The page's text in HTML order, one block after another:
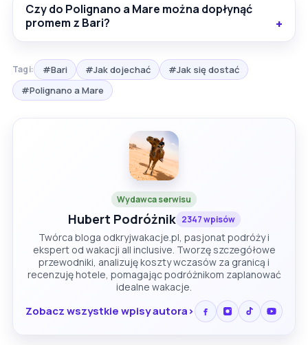
Czy do Polignano a Mare można dopłynąć
promem z Bari?
Tagi: #Bari #Jak dojechać
#Jak się dostać
#Polignano a Mare
Wydawca serwisu
Hubert Podróżnik 2347 wpisów
Twórca bloga odkryjwakacje.pl, pasjonat podróży i
ekspert od wakacji all inclusive. Tworzę szczegółowe
przewodniki, analizuję koszty wczasów za granicą i
recenzuję hotele, pomagając podróżnikom zaplanować
idealne wakacje.
Zobacz wszystkie wpisy autora